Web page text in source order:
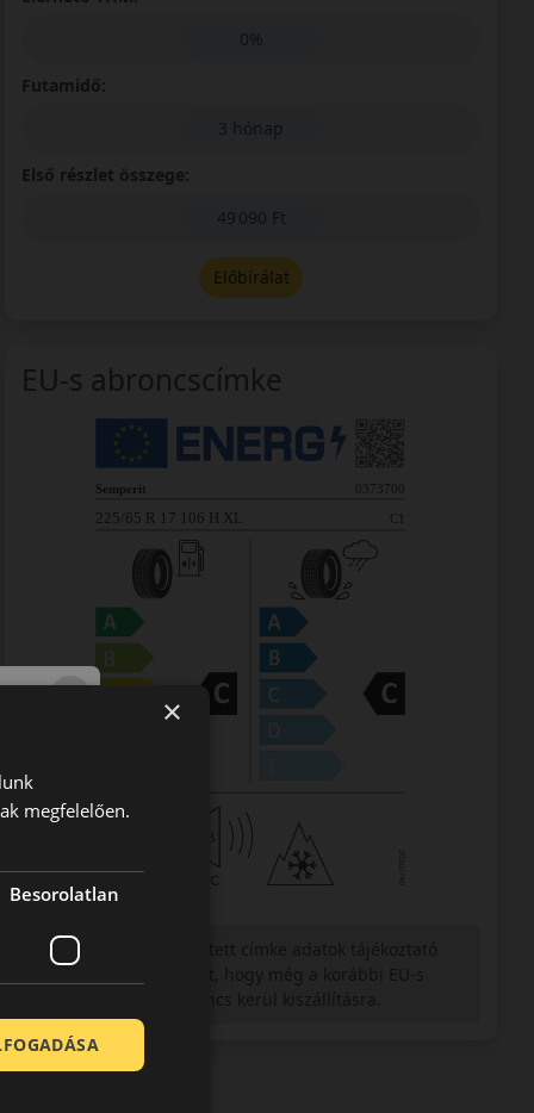
0%
Futamidő:
3 hónap
Első részlet összege:
49 090 Ft
Előbírálat
EU-s abroncscímke
Figyelem a feltüntetett címke adatok tájékoztató
×
megfelelően.
Besorolatlan